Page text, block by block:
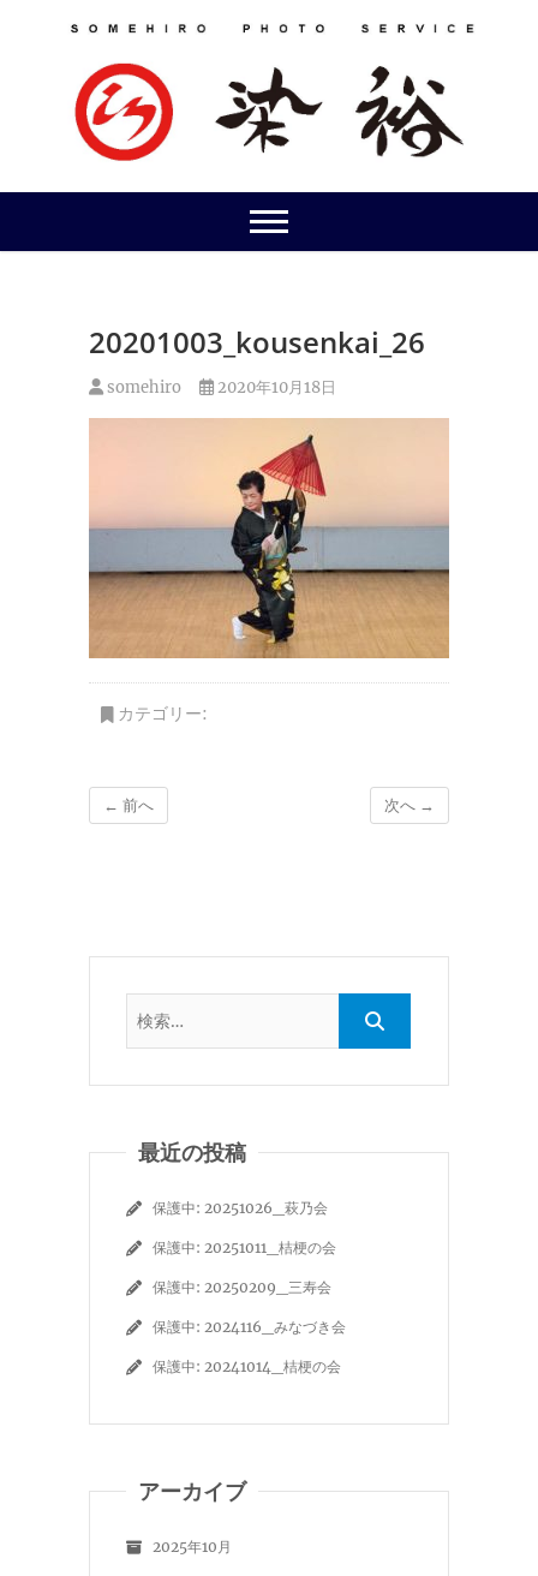
20201003_kousenkai_26
somehiro 2020年10月18日
カテゴリー:
← 前へ 次へ →
最近の投稿
保護中: 20251026_萩乃会
保護中: 20251011_桔梗の会
保護中: 20250209_三寿会
保護中: 2024116_みなづき会
保護中: 20241014_桔梗の会
アーカイブ
2025年10月